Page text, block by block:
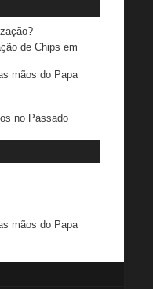
de Chips em
mãos do Papa
no Passado
mãos do Papa